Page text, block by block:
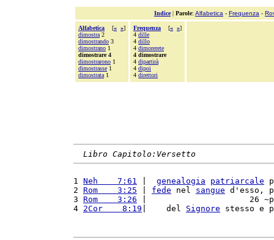
Indice| Parole: Alfabetica - Frequenza -
Alfabetica [« »]
dimostra 2
dimostrando 3
dimostrano 1
dimostrare 4
dimostrarono 1
dimostrasse 1
dimostrata 1
Frequenza [« »]
4 dille
4 dillo
4 dimorerete
4 dimostrare
4 dipartirà
4 dipoi
4 direttori
Libro Capitolo:Versetto
1 Neh    7:61 genealogia patriarcale
2 Rom    3:25 fede nel sangue d'esso,
3 Rom    3:26 |                     26
4 2Cor    8:19 |    del Signore stesso e